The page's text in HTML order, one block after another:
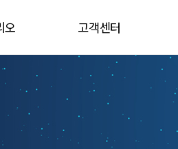
오 고객센터
공지사항
견적문의